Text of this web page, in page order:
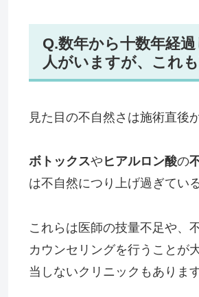
Q.数年から十数年経
人がいますが、これ
見た目の不自然さは施術直後
ボトックスや ヒアルロン酸の
は不自然につり上げ過ぎてい
これらは医師の技量不足や、
カウンセリングを行うことが
当しないクリニックもありま